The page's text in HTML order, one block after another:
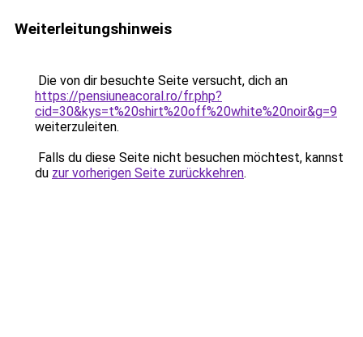
Weiterleitungshinweis
Die von dir besuchte Seite versucht, dich an
https://pensiuneacoral.ro/fr.php?
cid=30&kys=t%20shirt%20off%20white%20noir&g=9
weiterzuleiten.
Falls du diese Seite nicht besuchen möchtest, kannst
du zur vorherigen Seite zurückkehren.